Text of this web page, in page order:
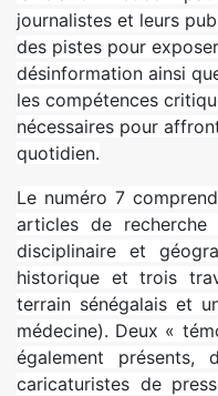
journalistes et leurs
des pistes pour
désinformation ainsi
les compétences
nécessaires pour
quotidien.
Le numéro 7
articles de
disciplinaire et
historique et trois
terrain sénégalais et
médecine). Deux «
également présents,
caricaturistes de